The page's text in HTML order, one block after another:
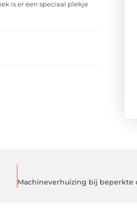
is er een speciaal plekje